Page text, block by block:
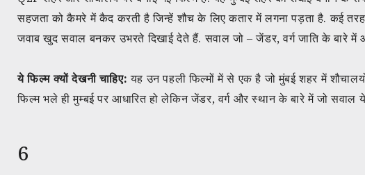
सहजता को कैमरे में कैद करती है जिन्हें शौच के लिए कतार में लगना पड़ता है. कई
जवाब खुद सवाल बनकर उभरते दिखाई देते हैं. सवाल जो – जेंडर, वर्ग जाति के
ये फिल्म क्यों देखनी चाहिए:यह उन पहली फिल्मों में से एक है जो मुंबई शहर में
फिल्म भले ही मुम्बई पर आधारित हो लेकिन जेंडर, वर्ग और स्थान के बारे में जो सवाल ये
6